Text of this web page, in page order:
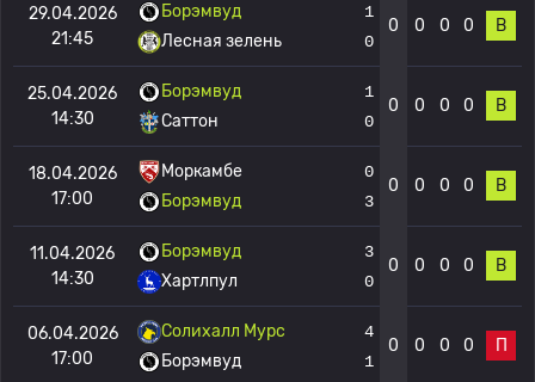
29.04.2026
21:45
Борэмвуд
Лесная зелень
1
0
0 0 0 0 В
25.04.2026
14:30
Борэмвуд
Саттон
1
0
0 0 0 0 В
18.04.2026
17:00
Моркамбе
Борэмвуд
0
3
0 0 0 0 В
11.04.2026
14:30
Борэмвуд
Хартлпул
3
0
0 0 0 0 В
06.04.2026
17:00
Солихалл Мурс
Борэмвуд
4
1
0 0 0 0 П